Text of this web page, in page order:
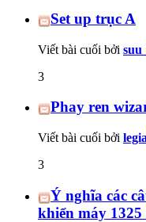
Set up trục A
Viết bài cuối bởi
3
Phay ren
Viết bài cuối bởi
3
Ý nghĩa các
khiển máy